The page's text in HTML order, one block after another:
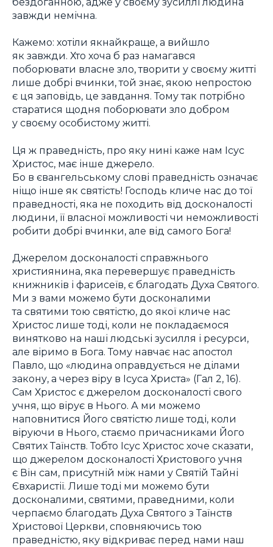
завжди немічна.
Кажемо: хотіли якнайкраще, а вийшло
як завжди. Хто хоча б раз намагався
поборювати власне зло, творити у своєму житті
лише добрі вчинки, той знає, якою непростою
є ця заповідь, це завдання. Тому так потрібно
старатися щодня поборювати зло добром
у своєму особистому житті.
Ця ж праведність, про яку нині каже нам Ісус
Христос, має інше джерело.
Бо в євангельському слові праведність означає
ніщо інше як святість! Господь кличе нас до тої
праведності, яка не походить від досконалості
людини, її власної можливості чи неможливості
робити добрі вчинки, але від самого Бога!
Джерелом досконалості справжнього
християнина, яка перевершує праведність
книжників і фарисеїв, є благодать Духа Святого.
Ми з вами можемо бути досконалими
та святими тою святістю, до якої кличе нас
Христос лише тоді, коли не покладаємося
винятково на наші людські зусилля і ресурси,
але віримо в Бога. Тому навчає нас апостол
Павло, що «людина оправдується не ділами
закону, а через віру в Ісуса Христа» (Гал 2, 16).
Сам Христос є джерелом досконалості свого
учня, що вірує в Нього. А ми можемо
наповнитися Його святістю лише тоді, коли
віруючи в Нього, стаємо причасниками Його
Святих Таїнств. Тобто Ісус Христос хоче сказати,
що джерелом досконалості Христового учня
є Він сам, присутній між нами у Святій Тайні
Євхаристії. Лише тоді ми можемо бути
досконалими, святими, праведними, коли
черпаємо благодать Духа Святого з Таїнств
Христової Церкви, сповняючись тою
праведністю, яку відкриває перед нами наш